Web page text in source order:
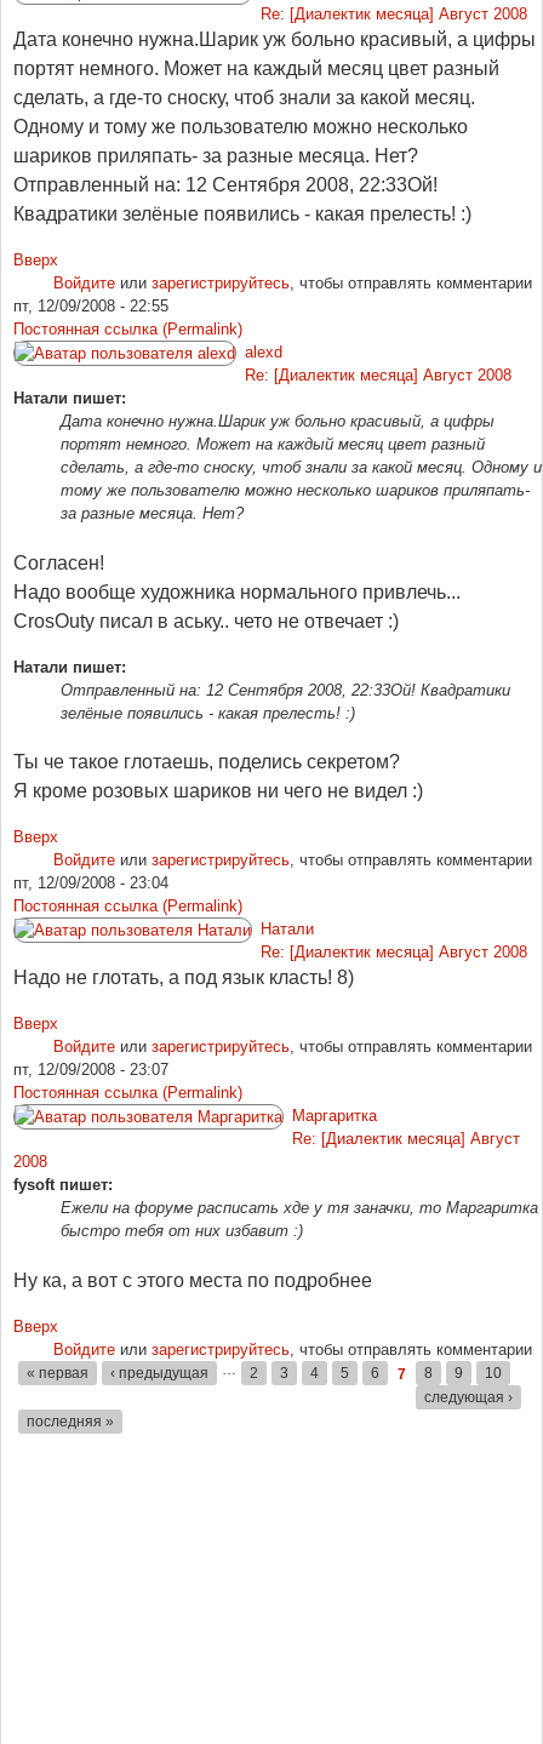
Re: [Диалектик месяца] Август 2008
Дата конечно нужна.Шарик уж больно красивый, а цифры
портят немного. Может на каждый месяц цвет разный
сделать, а где-то сноску, чтоб знали за какой месяц.
Одному и тому же пользователю можно несколько
шариков приляпать- за разные месяца. Нет?
Отправленный на: 12 Сентября 2008, 22:33Ой!
Квадратики зелёные появились - какая прелесть! :)
Вверх
Войдитеили зарегистрируйтесь, чтобы отправлять комментарии
пт, 12/09/2008 - 22:55
Постоянная ссылка (Permalink)
alexd
Re: [Диалектик месяца] Август 2008
Натали пишет:
Дата конечно нужна.Шарик уж больно красивый, а цифры
портят немного. Может на каждый месяц цвет разный
сделать, а где-то сноску, чтоб знали за какой месяц. Одному и
тому же пользователю можно несколько шариков приляпать-
за разные месяца. Нет?
Согласен!
Надо вообще художника нормального привлечь...
CrosOutу писал в аську.. чето не отвечает :)
Натали пишет:
Отправленный на: 12 Сентября 2008, 22:33Ой! Квадратики
зелёные появились - какая прелесть! :)
Ты че такое глотаешь, поделись секретом?
Я кроме розовых шариков ни чего не видел :)
Вверх
Войдитеили зарегистрируйтесь, чтобы отправлять комментарии
пт, 12/09/2008 - 23:04
Постоянная ссылка (Permalink)
Натали
Re: [Диалектик месяца] Август 2008
Надо не глотать, а под язык класть! 8)
Вверх
Войдитеили зарегистрируйтесь, чтобы отправлять комментарии
пт, 12/09/2008 - 23:07
Постоянная ссылка (Permalink)
Маргаритка
Re: [Диалектик месяца] Август
2008
fysoft пишет:
Ежели на форуме расписать хде у тя заначки, то Маргаритка
быстро тебя от них избавит :)
Ну ка, а вот с этого места по подробнее
Вверх
Войдитеили зарегистрируйтесь, чтобы отправлять комментарии
« первая ‹ предыдущая 2 3 4 5 6 7 8 9
10
следующая ›
последняя »